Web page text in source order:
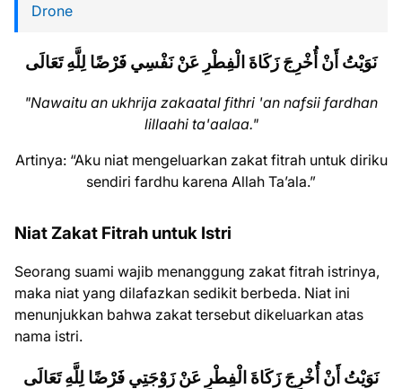
Drone
نَوَيْتُ أَنْ أُخْرِجَ زَكَاةَ الْفِطْرِ عَنْ نَفْسِي فَرْضًا لِلَّهِ تَعَالَى
"Nawaitu an ukhrija zakaatal fithri 'an nafsii fardhan
lillaahi ta'aalaa."
Artinya: “Aku niat mengeluarkan zakat fitrah untuk diriku
sendiri fardhu karena Allah Ta’ala.”
Niat Zakat Fitrah untuk Istri
Seorang suami wajib menanggung zakat fitrah istrinya,
maka niat yang dilafazkan sedikit berbeda. Niat ini
menunjukkan bahwa zakat tersebut dikeluarkan atas
nama istri.
نَوَيْتُ أَنْ أُخْرِجَ زَكَاةَ الْفِطْرِ عَنْ زَوْجَتِي فَرْضًا لِلَّهِ تَعَالَى